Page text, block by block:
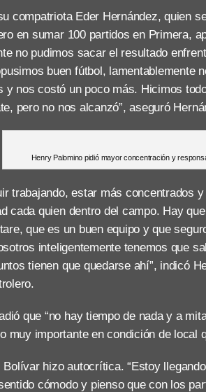
compatriota Eder Hernández, quien
en sumar 100 partidos en Primera,
no pudimos sacar el resultado
buen fútbol, lamentablemente
y nos costó un poco más. Hicimos
pero no nos alcanzó”, aseguró
Henry Palomino pidió mayor concentración y
trabajando, estar más concentrados
cada quien dentro del campo. Hay
que es un buen equipo y que
inteligentemente tenemos que
tienen que quedarse ahí”, indicó
que “no hay tiempo de nada y a
muy importante en condición de local
Bolívar hizo autocrítica. “Estoy
cómodo y pienso que con los